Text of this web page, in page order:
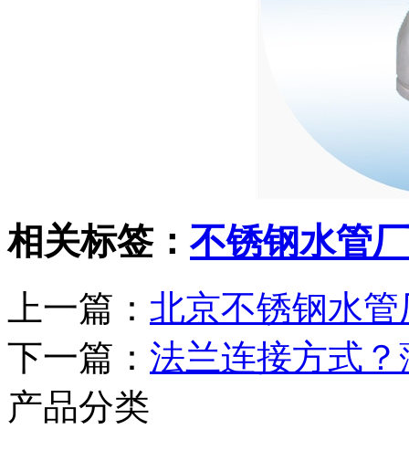
相关标签： 不锈钢水管厂
上一篇： 北京不锈钢水
下一篇： 法兰连接方式
产品分类